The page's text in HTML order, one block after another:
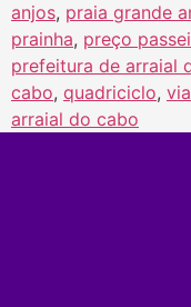
anjos, praia grande
prainha, preço
prefeitura de arraial
cabo, quadriciclo,
arraial do cabo